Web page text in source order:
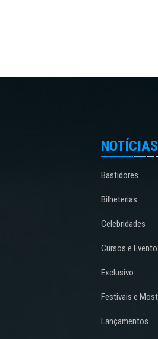
NOTÍCIAS
Bastidores
Bilheterias
Celebridades
Cursos e
Exclusivo
Festivais e
Lançamentos